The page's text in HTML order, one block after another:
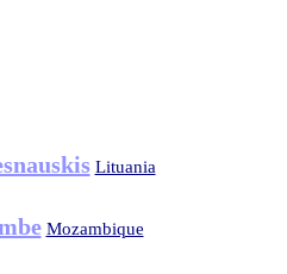
Lituania
Mozambique